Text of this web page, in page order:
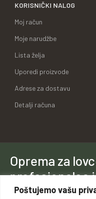
Poštujemo vašu
KORISNIČKI NALOG
Moj račun
Moje narudžbe
Lista želja
Uporedi proizvode
Adrese za dostavu
Detalji računa
Oprema za
profesionalce